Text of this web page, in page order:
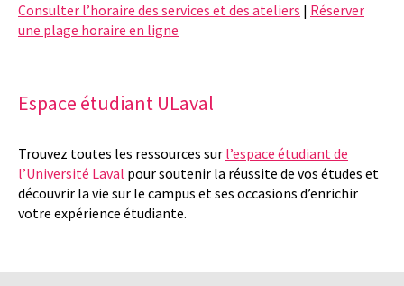
Consulter l’horaire des services et des ateliers | Réserver
une plage horaire en ligne
Espace étudiant ULaval
Trouvez toutes les ressources sur l’espace étudiant de
l’Université Laval pour soutenir la réussite de vos études et
découvrir la vie sur le campus et ses occasions d’enrichir
votre expérience étudiante.